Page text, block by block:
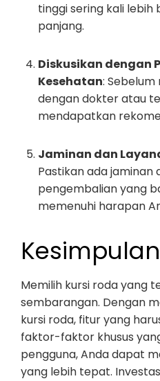
tinggi sering kali lebih
panjang.
Diskusikan dengan
Kesehatan:
dengan dokter atau
mendapatkan
Jaminan dan
Pastikan ada jaminan
pengembalian yang
memenuhi harapan
Kesimpulan
Memilih kursi roda yang
sembarangan. Dengan
kursi roda, fitur yang
faktor-faktor khusus
pengguna, Anda dapat
yang lebih tepat.